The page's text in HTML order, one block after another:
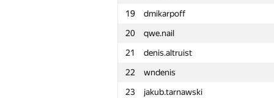
19
dmikarpoff
20
qwe.nail
21
denis.altruist
22
wndenis
23
jakub.tarnawski
Participant